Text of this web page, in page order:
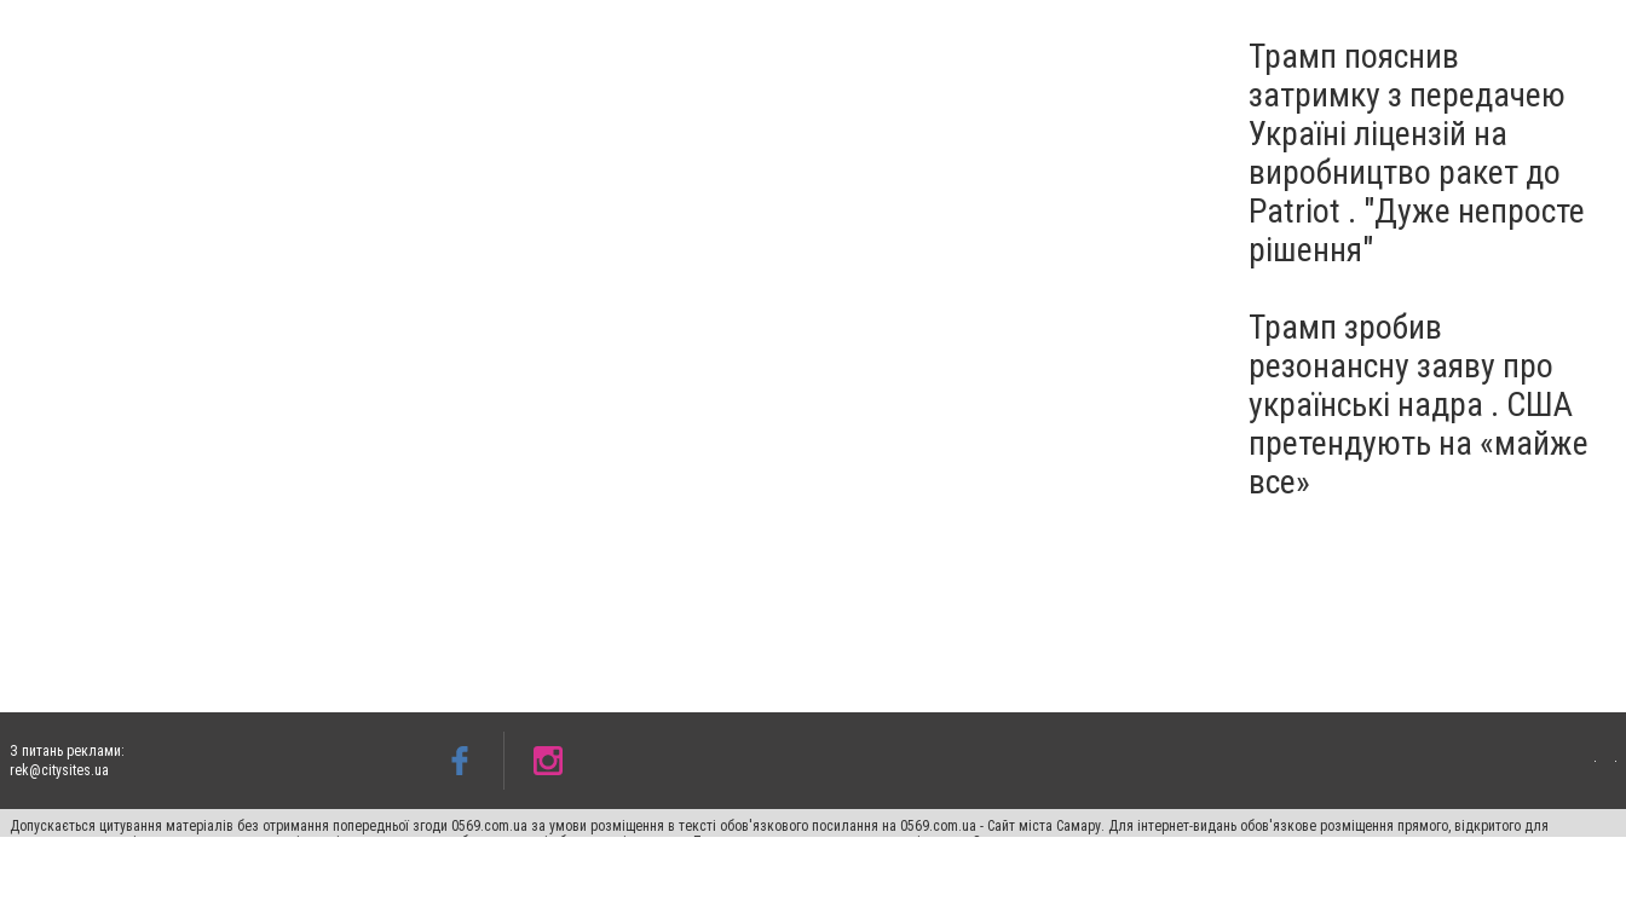
Трамп пояснив
затримку з передачею
Україні ліцензій на
виробництво ракет до
Patriot . "Дуже непросте
рішення"
Трамп зробив
резонансну заяву про
українські надра . США
претендують на «майже
все»
З питань реклами:
rek@citysites.ua
Допускається цитування матеріалів без отримання попередньої згоди 0569.com.ua за умови розміщення в тексті обов'язкового посилання на 0569.com.ua - Сайт міста Самару. Для інтернет-видань обов'язкове розміщення прямого, відкритого для
пошукових систем гіперпосилання на цитовані статті не нижче другого абзацу в тексті або в якості джерела. Порушення виняткових прав переслідується Законом.